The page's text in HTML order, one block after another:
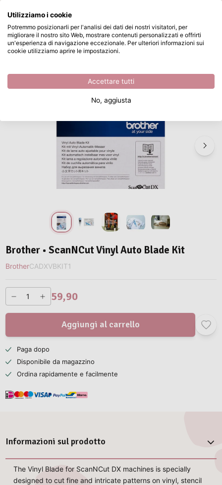
Passa al contenuto principale
Disponibile da magazzino Brother • ScanNCut Vinyl Auto Blade Kit
/ Lame / Brother • ScanNCut Vinyl Auto Blade Kit
Brother • ScanNCut Vinyl Auto Blade Kit
BrotherCADXVBKIT1
59,90
Aggiungi al carrello
Paga dopo
Disponibile da magazzino
Ordina rapidamente e facilmente
Informazioni sul prodotto
The Vinyl Blade for ScanNCut DX machines is specially
designed to cut fine and intricate patterns on vinyl, stencil
Cosa stai cercando?
Utilizziamo i cookie
Potremmo posizionarli per l'analisi dei dati dei nostri visitatori, per
migliorare il nostro sito Web, mostrare contenuti personalizzati e offrirti
un'esperienza di navigazione eccezionale. Per ulteriori informazioni sui
cookie utilizziamo aprire le impostazioni.
Accettare tutti
No, aggiusta